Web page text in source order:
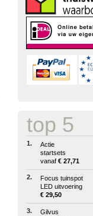
top 5
1.
Actie
startsets
vanaf € 27,71
2.
Focus tuinspot
LED uitvoering
€ 29,50
3.
Gilvus